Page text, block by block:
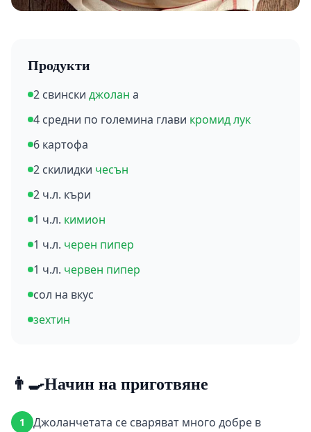
Продукти
2 свински джолан а
4 средни по големина глави кромид лук
6 картофа
2 скилидки чесън
2 ч.л. къри
1 ч.л. кимион
1 ч.л. черен пипер
1 ч.л. червен пипер
сол на вкус
зехтин
👨‍🍳Начин на приготвяне
1
Джоланчетата се сваряват много добре в